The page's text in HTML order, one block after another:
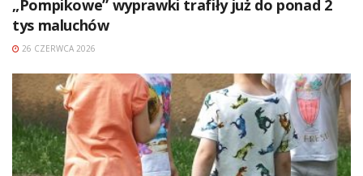
„Pompikowe” wyprawki trafiły już do ponad 2
tys maluchów
26 CZERWCA 2026